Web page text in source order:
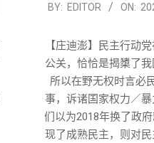
2020-
07
BY: EDITOR ON:
【庄迪澎】民主行动
公关，恰恰是揭橥了我
所以在野无权时言必
事，诉诸国家权力／
们以为2018年换了政
现了成熟民主，则对